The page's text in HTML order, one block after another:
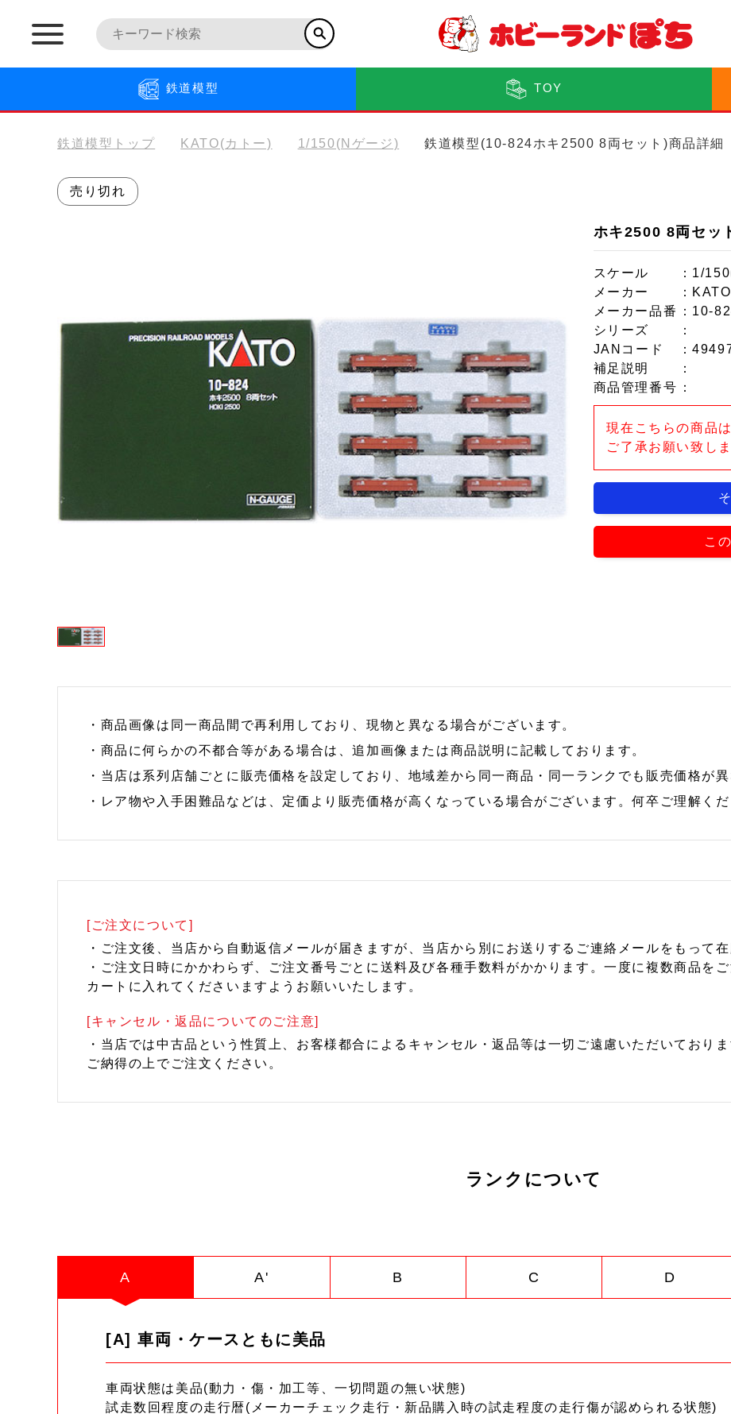
鉄道模型 TOY
鉄道模型トップ KATO(カトー) 1/150(Nゲージ) 鉄道模型(10-824ホキ2500 8両セット)商品詳細
売り切れ
ホキ2500 8両セッ
スケール
：1/
メーカー
：
メーカー品番
：10-
シリーズ
：
JANコード
：
補足説明
：
商品管理番号 ：
現在こちらの商品
ご了承お願い致しま
こ
・商品画像は同一商品間で再利用しており、現物と異なる場合がございます。
・商品に何らかの不都合等がある場合は、追加画像または商品説明に記載しております。
・当店は系列店舗ごとに販売価格を設定しており、地域差から同一商品・同一ランクでも販売価格が
・レア物や入手困難品などは、定価より販売価格が高くなっている場合がございます。何卒ご理解くだ
[ご注文について]
・ご注文後、当店から自動返信メールが届きますが、当店から別にお送りするご連絡メールをもって在
・ご注文日時にかかわらず、ご注文番号ごとに送料及び各種手数料がかかります。一度に複数商品を
カートに入れてくださいますようお願いいたします。
[キャンセル・返品についてのご注意]
・当店では中古品という性質上、お客様都合によるキャンセル・返品等は一切ご遠慮いただいており
ご納得の上でご注文ください。
ランクについて
A A' B C D
[A] 車両・ケースともに美品
車両状態は美品(動力・傷・加工等、一切問題の無い状態)
試走数回程度の走行暦(メーカーチェック走行・新品購入時の試走程度の走行傷が認められる状態)